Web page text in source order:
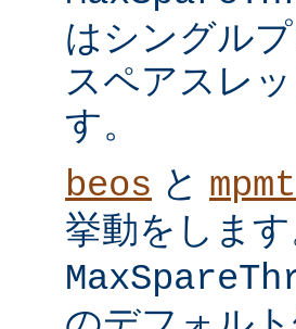
はシングル
スペアスレ
す。
beos と
挙動をします